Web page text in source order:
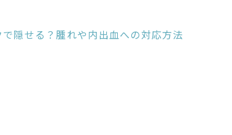
で隠せる？腫れや内出血への対応方法